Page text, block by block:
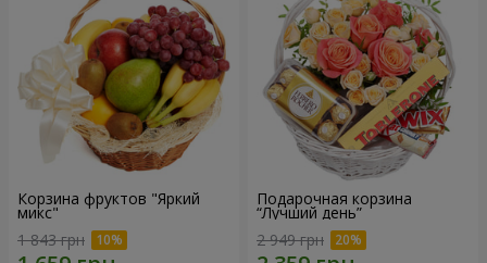
Корзина фруктов "Яркий
микс"
1 843 грн
Подарочная корзина
“Лучший день”
2 949 грн